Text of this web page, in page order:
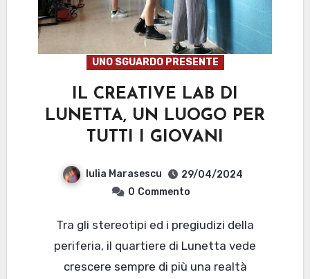
UNO SGUARDO PRESENTE
IL CREATIVE LAB DI
LUNETTA, UN LUOGO PER
TUTTI I GIOVANI
Iulia Marasescu
29/04/2024
0 Commento
Tra gli stereotipi ed i pregiudizi della
periferia, il quartiere di Lunetta vede
crescere sempre di più una realtà